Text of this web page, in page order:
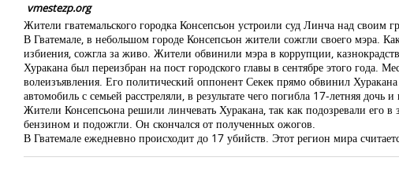
vmestezp.org
Жители гватемальского городка Консепсьон устроили суд Линча над своим
В Гватемале, в небольшом городе Консепсьон жители сожгли своего мэра.
избиения, сожгла за живо. Жители обвинили мэра в коррупции,
Хуракана был переизбран на пост городского главы в сентябре этого года.
волеизъявления. Его политический оппонент Секек прямо обвинил
автомобиль с семьей расстреляли, в результате чего погибла 17-летняя
Жители Консепсьона решили линчевать Хуракана, так как подозревали его
бензином и подожгли. Он скончался от полученных ожогов.
В Гватемале ежедневно происходит до 17 убийств. Этот регион мира